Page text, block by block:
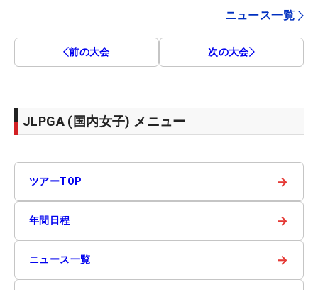
ニュース一覧
前の大会 次の大会
JLPGA (国内女子) メニュー
ツアーTOP →
年間日程 →
ニュース一覧 →